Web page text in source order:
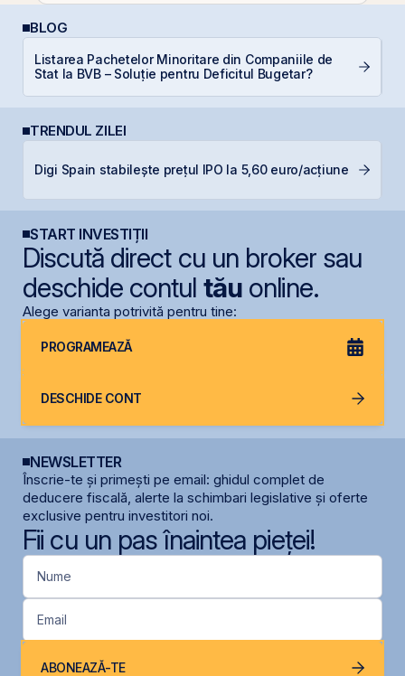
BLOG
Listarea Pachetelor Minoritare din Companiile de
Stat la BVB – Soluție pentru Deficitul Bugetar?
TRENDUL ZILEI
Digi Spain stabilește prețul IPO la 5,60 euro/acțiune
START INVESTIȚII
Discută direct cu un broker sau
deschide contul tăuonline.
Alege varianta potrivită pentru tine:
PROGRAMEAZĂ
DESCHIDE CONT
NEWSLETTER
Înscrie-te și primești pe email: ghidul complet de
deducere fiscală, alerte la schimbari legislative și oferte
exclusive pentru investitori noi.
Fii cu un pas înaintea pieței!
Nume
Email
ABONEAZĂ-TE